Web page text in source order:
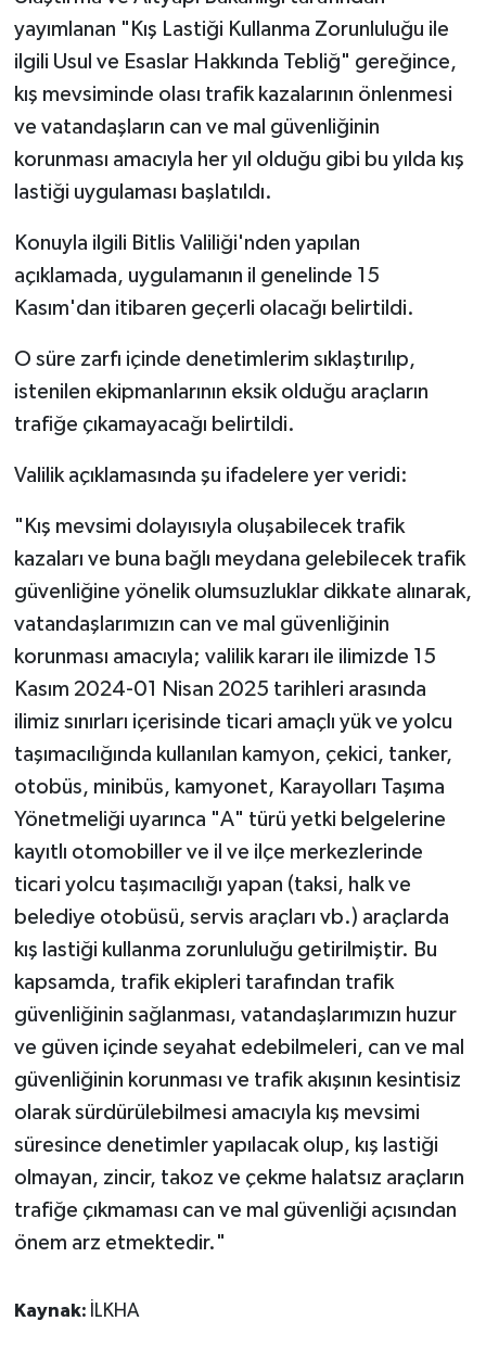
yayımlanan "Kış Lastiği Kullanma Zorunluluğu ile
ilgili Usul ve Esaslar Hakkında Tebliğ" gereğince,
kış mevsiminde olası trafik kazalarının önlenmesi
ve vatandaşların can ve mal güvenliğinin
korunması amacıyla her yıl olduğu gibi bu yılda kış
lastiği uygulaması başlatıldı.
Konuyla ilgili Bitlis Valiliği'nden yapılan
açıklamada, uygulamanın il genelinde 15
Kasım'dan itibaren geçerli olacağı belirtildi.
O süre zarfı içinde denetimlerim sıklaştırılıp,
istenilen ekipmanlarının eksik olduğu araçların
trafiğe çıkamayacağı belirtildi.
Valilik açıklamasında şu ifadelere yer veridi:
"Kış mevsimi dolayısıyla oluşabilecek trafik
kazaları ve buna bağlı meydana gelebilecek trafik
güvenliğine yönelik olumsuzluklar dikkate alınarak,
vatandaşlarımızın can ve mal güvenliğinin
korunması amacıyla; valilik kararı ile ilimizde 15
Kasım 2024-01 Nisan 2025 tarihleri arasında
ilimiz sınırları içerisinde ticari amaçlı yük ve yolcu
taşımacılığında kullanılan kamyon, çekici, tanker,
otobüs, minibüs, kamyonet, Karayolları Taşıma
Yönetmeliği uyarınca "A" türü yetki belgelerine
kayıtlı otomobiller ve il ve ilçe merkezlerinde
ticari yolcu taşımacılığı yapan (taksi, halk ve
belediye otobüsü, servis araçları vb.) araçlarda
kış lastiği kullanma zorunluluğu getirilmiştir. Bu
kapsamda, trafik ekipleri tarafından trafik
güvenliğinin sağlanması, vatandaşlarımızın huzur
ve güven içinde seyahat edebilmeleri, can ve mal
güvenliğinin korunması ve trafik akışının kesintisiz
olarak sürdürülebilmesi amacıyla kış mevsimi
süresince denetimler yapılacak olup, kış lastiği
olmayan, zincir, takoz ve çekme halatsız araçların
trafiğe çıkmaması can ve mal güvenliği açısından
önem arz etmektedir."
Kaynak: İLKHA
Spor
Yaşam